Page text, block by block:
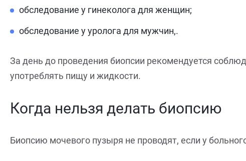
обследование у гинеколога для женщин;
обследование у уролога для мужчин,.
За день до проведения биопсии рекомендуется
употреблять пищу и жидкости.
Когда нельзя делать биопсию
Биопсию мочевого пузыря не проводят, если у